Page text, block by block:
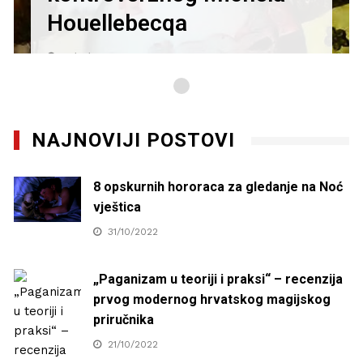
Houellebecqa
27/01/2021
NAJNOVIJI POSTOVI
8 opskurnih hororaca za gledanje na Noć
vještica
31/10/2022
„Paganizam u teoriji i praksi“ – recenzija
prvog modernog hrvatskog magijskog
priručnika
21/10/2022